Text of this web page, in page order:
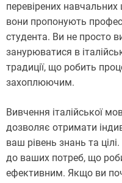
перевірених
вони пропонують
студента. Ви не просто
занурюватися в
традиції, що робить
захоплюючим.
Вивчення італійської
дозволяє отримати
ваш рівень знань та
до ваших потреб, що
ефективним. Якщо ви